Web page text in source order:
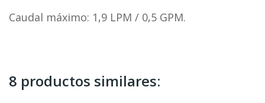
Caudal máximo: 1,9 LPM / 0,5 GPM.
8 productos similares: